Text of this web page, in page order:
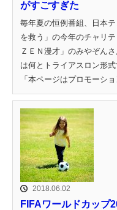
がすごすぎた
毎年夏の恒例番組、日本
を救う」の今年のチャリ
ＺＥＮ漫才」のみやぞん
は何とトライアスロン形
「本ページはプロモーシ
2018.06.02
FIFAワールドカップ